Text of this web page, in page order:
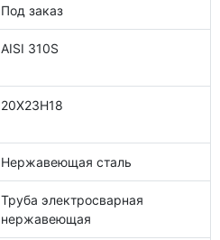
Под заказ
AISI 310S
20Х23Н18
Нержавеющая сталь
Труба электросварная
нержавеющая